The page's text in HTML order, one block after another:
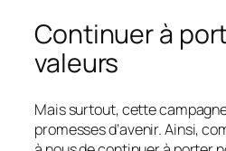
Continuer à
valeurs
Mais surtout, cette
promesses d’avenir. Ainsi,